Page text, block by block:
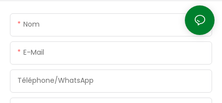
Nom
E-Mail
Téléphone/WhatsApp